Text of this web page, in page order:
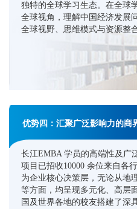
独特的全球学习生态。在全球
全球视角，理解中国经济发展
全球视野、思维模式与资源整
优势四：汇聚广泛影响力的商
长江EMBA 学员的高端性及广
项目已招收10000 余位来自各
为企业核心决策层，无论从地
等方面，均呈现多元化、高层
国及世界各地的校友搭建了深